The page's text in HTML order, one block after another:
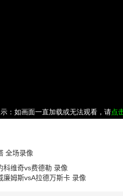
全场录像
科维奇vs费德勒 录像
廉姆斯vsA拉德万斯卡 录像